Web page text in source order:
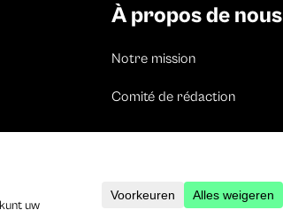
À propos de nous
Notre mission
Comité de rédaction